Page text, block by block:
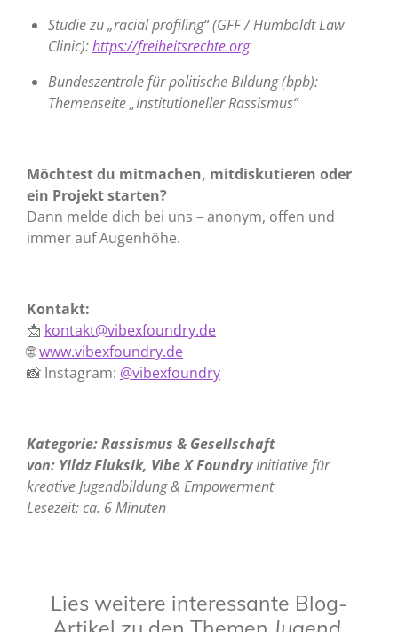
Studie zu „racial profiling“ (GFF / Humboldt Law
Clinic):https://freiheitsrechte.org
Bundeszentrale für politische Bildung (bpb):
Themenseite „Institutioneller Rassismus“
Möchtest du mitmachen, mitdiskutieren oder
ein Projekt starten?
Dann melde dich bei uns – anonym, offen und
immer auf Augenhöhe.
Kontakt:
📩 kontakt@vibexfoundry.de
🌐www.vibexfoundry.de
📸 Instagram: @vibexfoundry
Kategorie: Rassismus & Gesellschaft
von: Yildz Fluksik, Vibe X FoundryInitiative für
kreative Jugendbildung & Empowerment
Lesezeit: ca. 6 Minuten
Lies weitere interessante Blog-